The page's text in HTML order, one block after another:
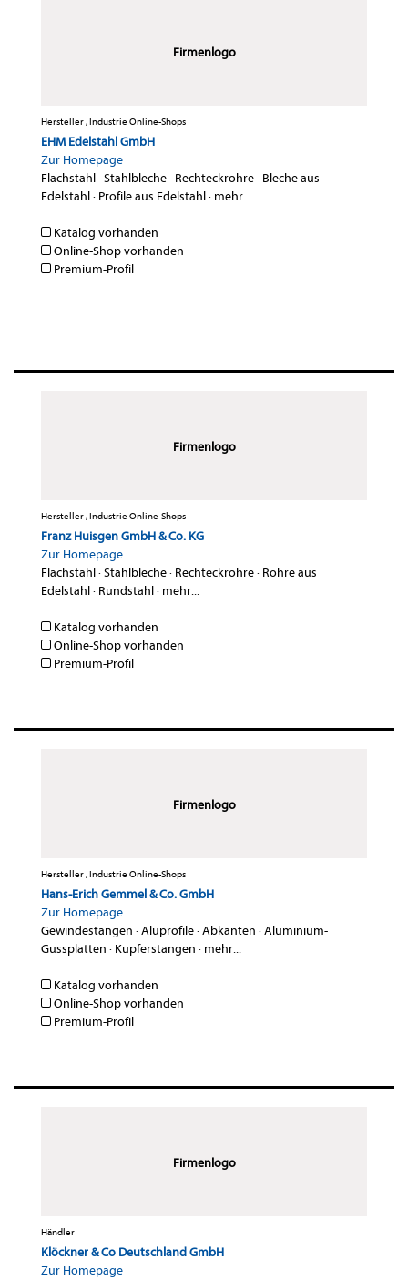
Firmenlogo
Hersteller , Industrie Online-Shops
EHM Edelstahl GmbH
Zur Homepage
Flachstahl·Stahlbleche· Rechteckrohre· Bleche aus
Edelstahl· Profile aus Edelstahl· mehr...
Katalog vorhanden
Online-Shop vorhanden
Premium-Profil
Firmenlogo
Hersteller , Industrie Online-Shops
Franz Huisgen GmbH & Co. KG
Zur Homepage
Flachstahl·Stahlbleche· Rechteckrohre· Rohre aus
Edelstahl· Rundstahl· mehr...
Katalog vorhanden
Online-Shop vorhanden
Premium-Profil
Firmenlogo
Hersteller , Industrie Online-Shops
Hans-Erich Gemmel & Co. GmbH
Zur Homepage
Gewindestangen ·Aluprofile·Abkanten ·Aluminium-
Gussplatten · Kupferstangen · mehr...
Katalog vorhanden
Online-Shop vorhanden
Premium-Profil
Firmenlogo
Händler
Klöckner & Co Deutschland GmbH
Zur Homepage